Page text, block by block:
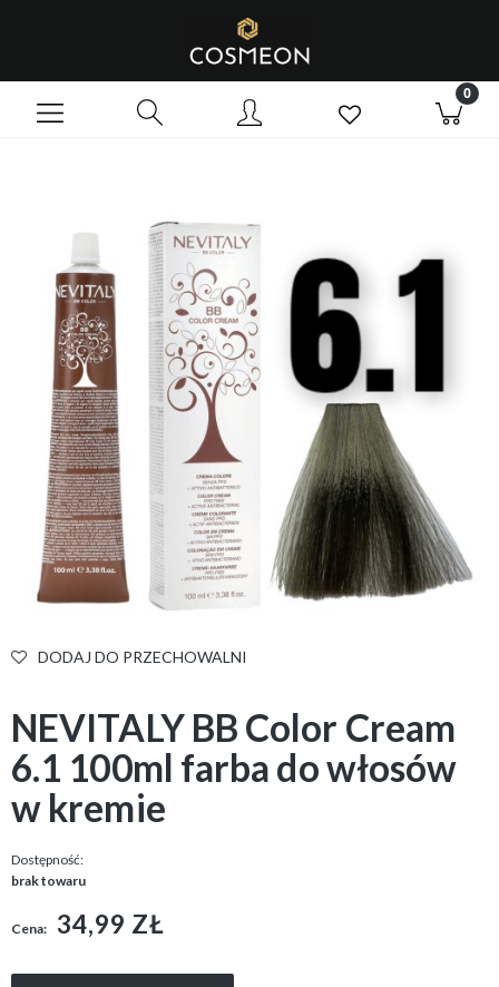
DODAJ DO PRZECHOWALNI
NEVITALY BB Color Cream
6.1 100ml farba do włosów
w kremie
Dostępność:
brak towaru
Cena: 34,99 ZŁ